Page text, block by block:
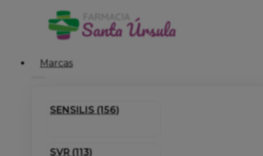
Marcas
SENSILIS (156)
SVR (113)